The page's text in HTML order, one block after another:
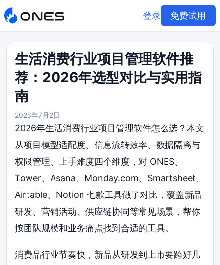
登录 免费试用
生活消费行业项目管理软件推
荐：2026年选型对比与实用指
南
2026年7月2日
2026年生活消费行业项目管理软件怎么选？本文
从项目模型适配度、信息流转效率、数据隔离与
权限管理、上手难度四个维度，对 ONES、
Tower、Asana、Monday.com、Smartsheet、
Airtable、Notion 七款工具做了对比，覆盖新品
研发、营销活动、供应链协同等常见场景，帮你
按团队规模和业务痛点找到合适的工具。
消费品行业节奏快，新品从研发到上市要跨好几